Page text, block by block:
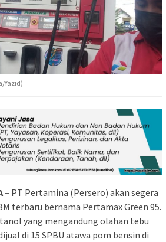
Yazid)
– PT Pertamina (Persero) akan segera
terbaru bernama Pertamax Green 95.
yang mengandung olahan tebu
di 15 SPBU atawa pom bensin di